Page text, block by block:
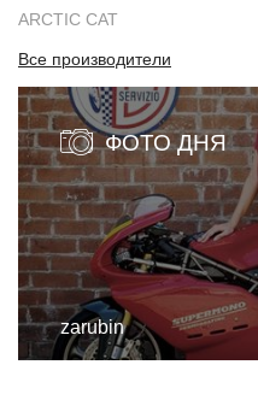
ARCTIC CAT
Все производители
ФОТО ДНЯ
zarubin